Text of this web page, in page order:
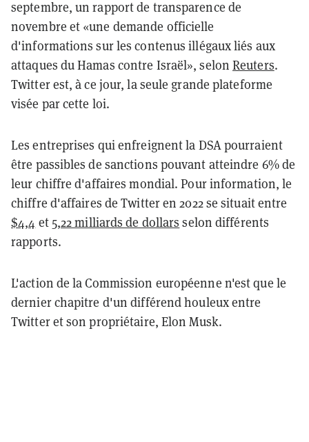
septembre, un rapport de transparence de
novembre et «une demande officielle
d'informations sur les contenus illégaux liés aux
attaques du Hamas contre Israël», selonReuters.
Twitter est, à ce jour, la seule grande plateforme
visée par cette loi.
Les entreprises qui enfreignent la DSA pourraient
être passibles de sanctions pouvant atteindre 6% de
leur chiffre d'affaires mondial. Pour information, le
chiffre d'affaires de Twitter en 2022 se situait entre
$4,4 et 5,22 milliards de dollars selon différents
rapports.
L'action de la Commission européenne n'est que le
dernier chapitre d'un différend houleux entre
Twitter et son propriétaire, Elon Musk.